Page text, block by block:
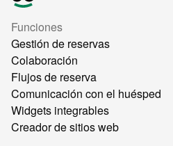
Funciones
Gestión de reservas
Colaboración
Flujos de reserva
Comunicación con el huésped
Widgets integrables
Creador de sitios web